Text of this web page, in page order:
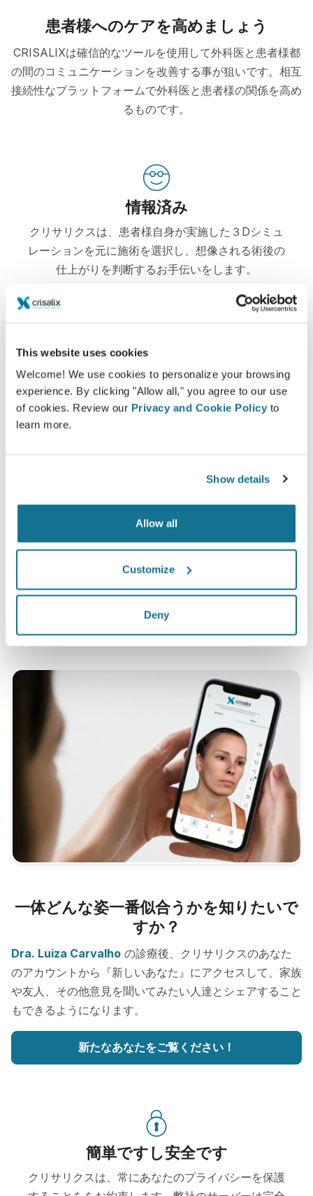
This website uses cookies
Welcome! We use cookies to personalize your browsing
experience. By clicking "Allow all," you agree to our use
of cookies. Review our Privacy and Cookie Policy to
learn more.
Show details
Allow all
Customize
Deny
患者様へのケアを高めましょう
CRISALIXは確信的なツールを使用して外科医と患者様都
の間のコミュニケーションを改善する事が狙いです。相互
接続性なプラットフォームで外科医と患者様の関係を高め
るものです。
情報済み
クリサリクスは、患者様自身が実施した３Dシミュ
レーションを元に施術を選択し、想像される術後の
仕上がりを判断するお手伝いをします。
自信
患者様が決断の過程に自ら関わることで正しい選択
する助けになります。
ーションを確認後に受けた自身の手術に満足または
大変満足していると話しています。*
*オンラインで行われた5月2010年と9月2011年の間に豊胸の手術
を受けた患者様のスイスの調査。
一体どんな姿一番似合うかを知りたいで
すか？
Dra. Luiza Carvalho の診療後、クリサリクスのあなた
のアカウントから『新しいあなた』にアクセスして、家族
や友人、その他意見を聞いてみたい人達とシェアすること
もできるようになります。
新たなあなたをご覧ください！
簡単ですし安全です
クリサリクスは、常にあなたのプライバシーを保護